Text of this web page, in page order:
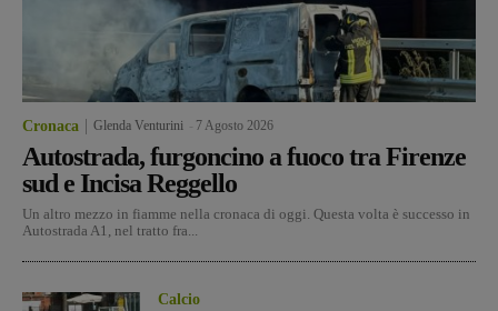
Cronaca Glenda Venturini 7 Agosto 2026
Autostrada, furgoncino a fuoco tra Firenze
sud e Incisa Reggello
Un altro mezzo in fiamme nella cronaca di oggi. Questa volta è successo in
Autostrada A1, nel tratto fra...
Calcio